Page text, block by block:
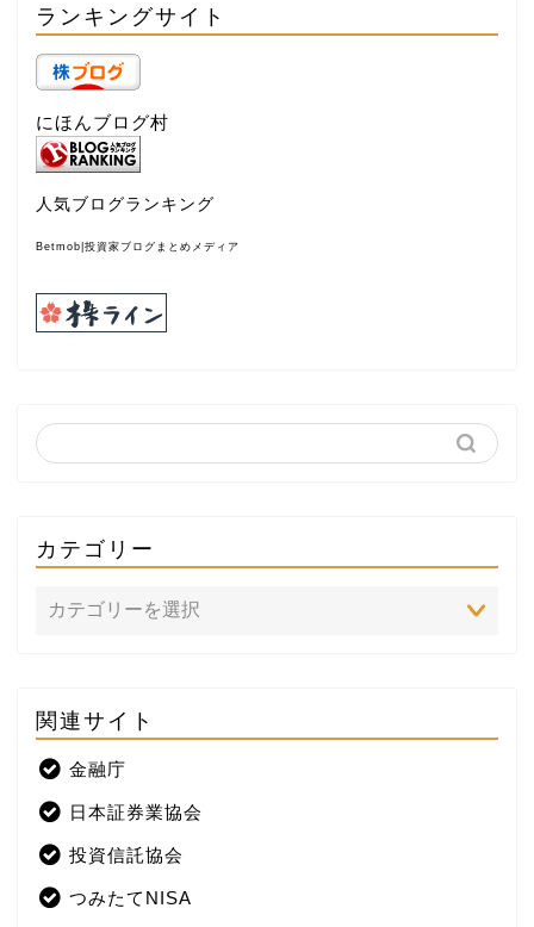
ランキングサイト
にほんブログ村
人気ブログランキング
Betmob|投資家ブログまとめメディア
カテゴリー
関連サイト
金融庁
日本証券業協会
投資信託協会
つみたてNISA